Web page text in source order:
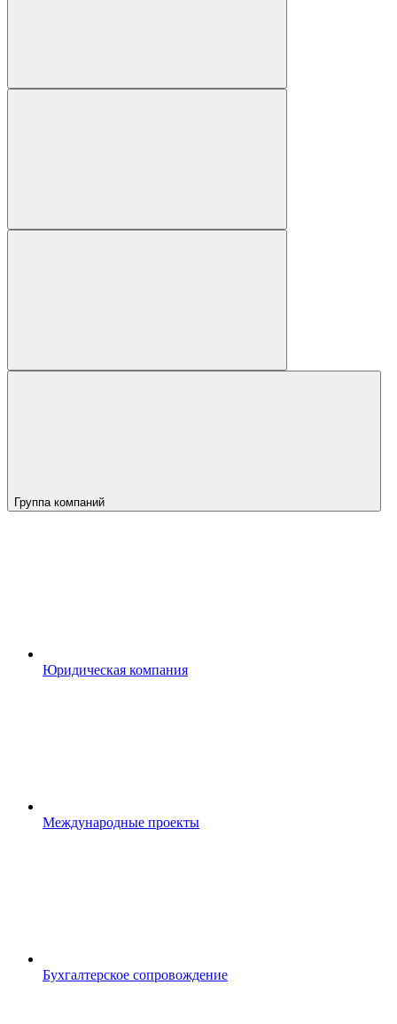
Группа компаний
Юридическая компания
Международные проекты
Бухгалтерское сопровождение